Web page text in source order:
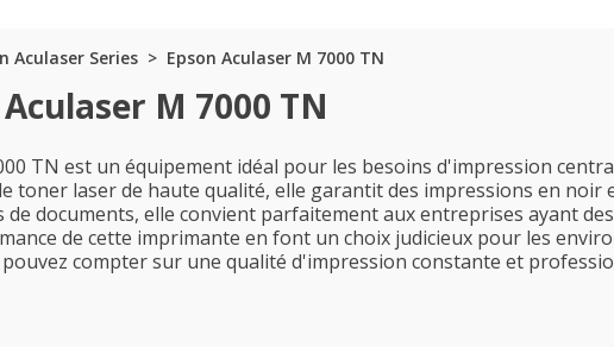
Aculaser Series Epson Aculaser M 7000 TN
M 7000 TN
TN est un équipement idéal pour les besoins d'impression
toner laser de haute qualité, elle garantit des impressions en noir
de documents, elle convient parfaitement aux entreprises ayant
de cette imprimante en font un choix judicieux pour les
pouvez compter sur une qualité d'impression constante et